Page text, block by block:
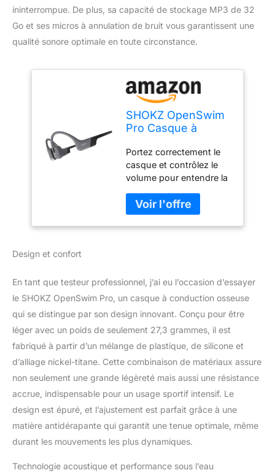
ininterrompue. De plus, sa capacité de stockage MP3 de 32
Go et ses micros à annulation de bruit vous garantissent une
qualité sonore optimale en toute circonstance.
SHOKZ OpenSwim
Pro Casque à
osseuse, écouteurs
sans fil à oreilles
libres, IP68,
Bluetooth 5.4,
stockage MP3 32
Go, micros à
annulation de bruit,
Portez correctement le
casque et contrôlez le
volume pour entendre la
faites du sport en
extérieur. Faire du vélo
ou conduire avec
potentiels et peut
enfreindre les lois et
réglementations
applicables. Utilisez ce
produit conformétment
aux règles et
réglementations locales.
Design et confort
En tant que testeur professionnel, j’ai eu l’occasion d’essayer
le SHOKZ OpenSwim Pro, un casque à conduction osseuse
qui se distingue par son design innovant. Conçu pour être
léger avec un poids de seulement 27,3 grammes, il est
fabriqué à partir d’un mélange de plastique, de silicone et
d’alliage nickel-titane. Cette combinaison de matériaux assure
non seulement une grande légèreté mais aussi une résistance
accrue, indispensable pour un usage sportif intensif. Le
design est épuré, et l’ajustement est parfait grâce à une
matière antidérapante qui garantit une tenue optimale, même
durant les mouvements les plus dynamiques.
Technologie acoustique et performance sous l’eau